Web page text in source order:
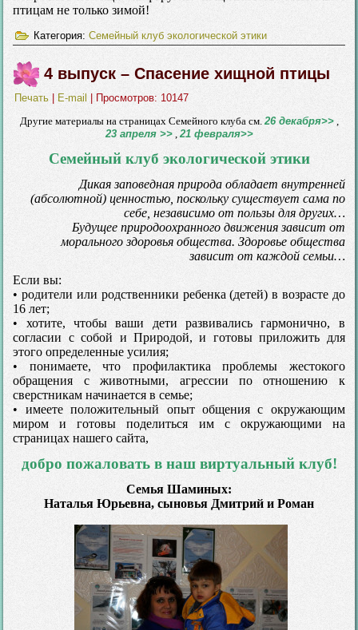
птицам не только зимой!
Категория:Семейный клуб экологической этики
4 выпуск – Спасение хищной птицы
Печать E-mail
| Просмотров: 10147
Другие материалы на страницах Cемейного клуба см.26 декабря>>,
23 апреля >>,21 февраля>>
Семейный клуб экологической этики
Дикая заповедная природа обладает внутренней
(абсолютной) ценностью, поскольку существует сама по
себе, независимо от пользы для других…
Будущее природоохранного движения зависит от
морального здоровья общества. Здоровье общества
зависит от каждой семьи…
Если вы:
• родители или родственники ребенка (детей) в возрасте до
16 лет;
• хотите, чтобы ваши дети развивались гармонично, в
согласии с собой и Природой, и готовы приложить для
этого определенные усилия;
• понимаете, что профилактика проблемы жестокого
обращения с животными, агрессии по отношению к
сверстникам начинается в семье;
• имеете положительный опыт общения с окружающим
миром и готовы поделиться им с окружающими на
страницах нашего сайта,
добро пожаловать в наш виртуальный клуб!
Семья Шаминых:
Наталья Юрьевна, сыновья Дмитрий и Роман